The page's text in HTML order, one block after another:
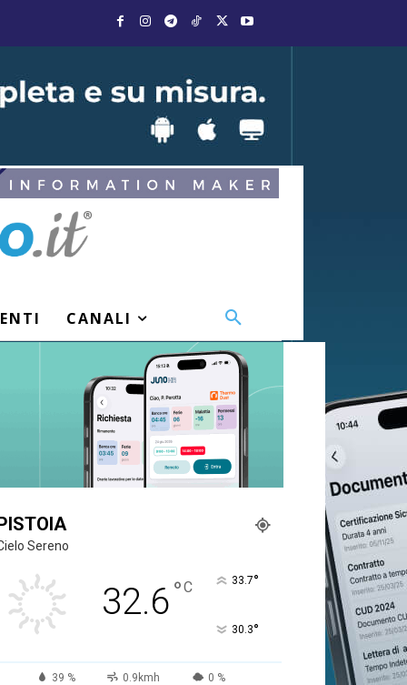
CANALI
Sereno
32.6°C 33.7°
30.3°
39 % 0.9kmh 0 %